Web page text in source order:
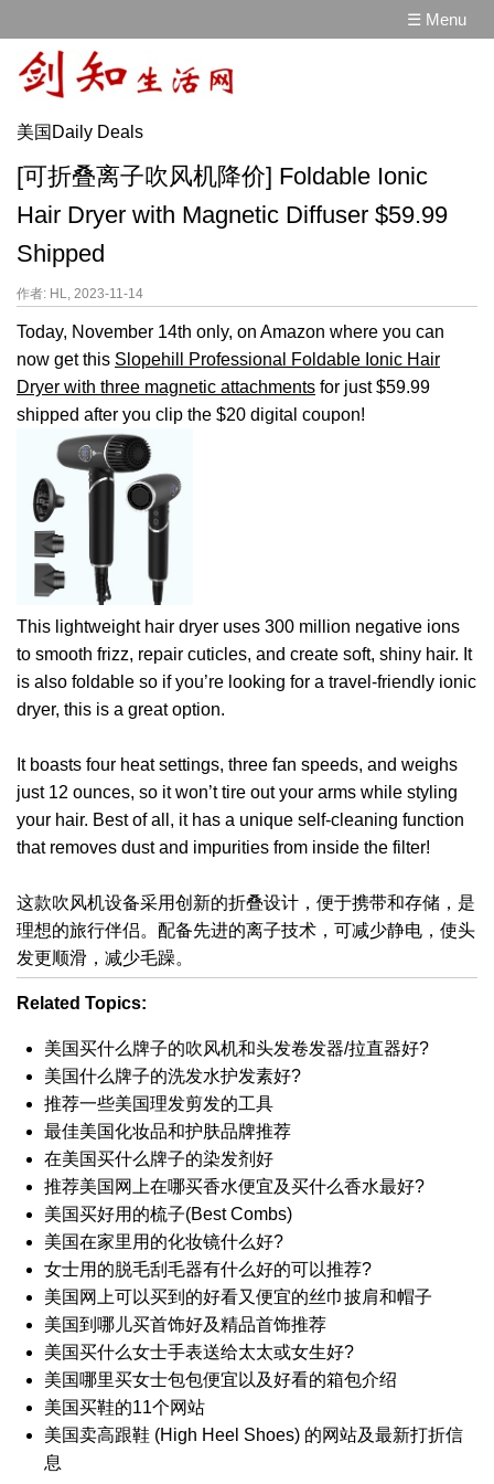
☰ Menu
美国Daily Deals
[可折叠离子吹风机降价] Foldable Ionic
Hair Dryer with Magnetic Diffuser $59.99
Shipped
作者: HL, 2023-11-14
Today, November 14th only, on Amazon where you can
now get this Slopehill Professional Foldable Ionic Hair
Dryer with three magnetic attachments for just $59.99
shipped after you clip the $20 digital coupon!
This lightweight hair dryer uses 300 million negative ions
to smooth frizz, repair cuticles, and create soft, shiny hair. It
is also foldable so if you’re looking for a travel-friendly ionic
dryer, this is a great option.
It boasts four heat settings, three fan speeds, and weighs
just 12 ounces, so it won’t tire out your arms while styling
your hair. Best of all, it has a unique self-cleaning function
that removes dust and impurities from inside the filter!
这款吹风机设备采用创新的折叠设计，便于携带和存储，是
理想的旅行伴侣。配备先进的离子技术，可减少静电，使头
发更顺滑，减少毛躁。
Related Topics:
美国买什么牌子的吹风机和头发卷发器/拉直器好?
美国什么牌子的洗发水护发素好?
推荐一些美国理发剪发的工具
最佳美国化妆品和护肤品牌推荐
在美国买什么牌子的染发剂好
推荐美国网上在哪买香水便宜及买什么香水最好?
美国买好用的梳子(Best Combs)
美国在家里用的化妆镜什么好?
女士用的脱毛刮毛器有什么好的可以推荐?
美国网上可以买到的好看又便宜的丝巾披肩和帽子
美国到哪儿买首饰好及精品首饰推荐
美国买什么女士手表送给太太或女生好?
美国哪里买女士包包便宜以及好看的箱包介绍
美国买鞋的11个网站
美国卖高跟鞋 (High Heel Shoes) 的网站及最新打折信
息